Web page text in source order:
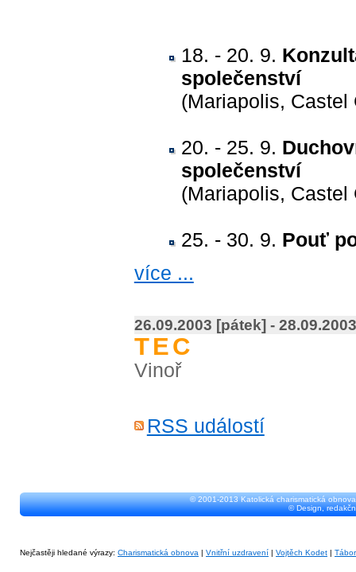
18. - 20. 9.
společenství
(Mariapolis, Castel
20. - 25. 9.
společenství
(Mariapolis, Castel
25. - 30. 9. Pouť
více ...
26.09.2003 [pátek] -
TEC
Vinoř
RSS událostí
© 2001-2013 Katolická charismatická
© Design,
Nejčastěji hledané výrazy: Charismatická obnova | Vnitřní uzdravení | Vojtěch Kodet |